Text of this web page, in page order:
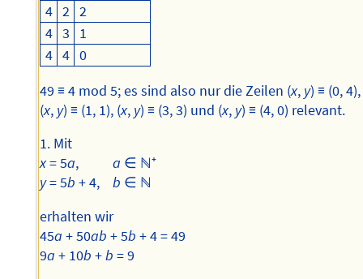
4 2 2
4 3
1
4 4 0
49 ≡ 4 mod 5; es sind also nur die Zeilen (x, y) ≡ (0, 4),
(x, y) ≡ (1, 1), (x, y) ≡ (3, 3) und (x, y) ≡ (4, 0) relevant.
1. Mit
x= 5a,a ∈ ℕ⁺
y= 5b + 4,b ∈ ℕ
erhalten wir
45a + 50ab + 5b + 4 = 49
9a + 10b +b = 9